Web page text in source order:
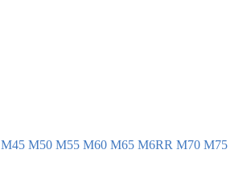
М45 М50 М55 М60 М65 М6RR М70 М75